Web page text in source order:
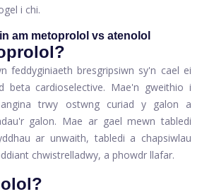
i chi.
am metoprolol vs atenolol
feddyginiaeth bresgripsiwn sy'n cael ei
beta cardioselective. Mae'n gweithio i
trwy ostwng curiad y galon a
galon. Mae ar gael mewn tabledi
ar unwaith, tabledi a chapsiwlau
chwistrelladwy, a phowdr llafar.